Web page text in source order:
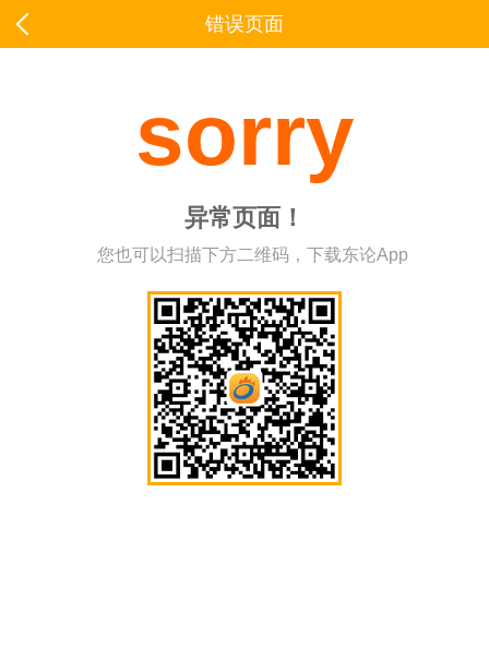
错误页面
sorry
异常页面！
您也可以扫描下方二维码，下载东论App